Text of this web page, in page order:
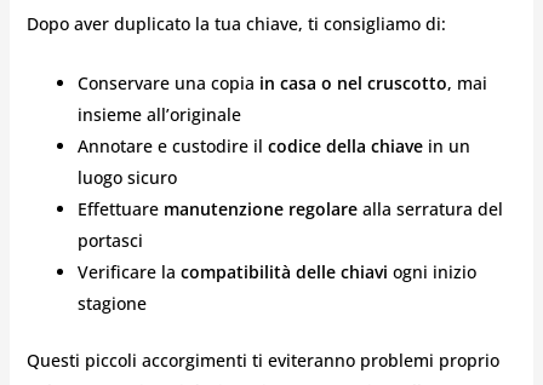
Dopo aver duplicato la tua chiave, ti consigliamo di:
Conservare una copia in casa o nel cruscotto, mai
insieme all’originale
Annotare e custodire il codice della chiavein un
luogo sicuro
Effettuare manutenzione regolarealla serratura del
portasci
Verificare la compatibilità delle chiavi ogni inizio
stagione
Questi piccoli accorgimenti ti eviteranno problemi proprio